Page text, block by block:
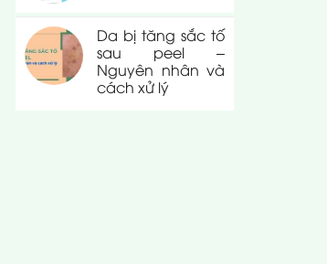
Da bị tăng sắc tố
sau peel –
Nguyên nhân và
cách xử lý